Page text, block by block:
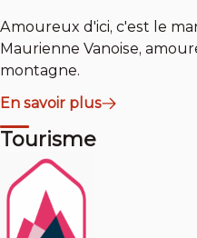
Amoureux d'ici, c'est le
Maurienne Vanoise,
montagne.
En savoir plus
Tourisme